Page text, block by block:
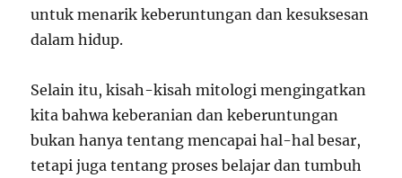
untuk menarik keberuntungan dan kesuksesan
dalam hidup.
Selain itu, kisah-kisah mitologi mengingatkan
kita bahwa keberanian dan keberuntungan
bukan hanya tentang mencapai hal-hal besar,
tetapi juga tentang proses belajar dan tumbuh